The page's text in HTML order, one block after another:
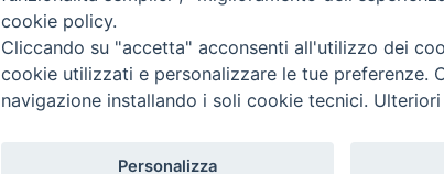
Curia Piombino:
Via Don
cookie policy.
Cliccando su "accetta" acconsenti all'utilizzo dei
cookie utilizzati e personalizzare le tue preferenze.
navigazione installando i soli cookie tecnici.
Personalizza